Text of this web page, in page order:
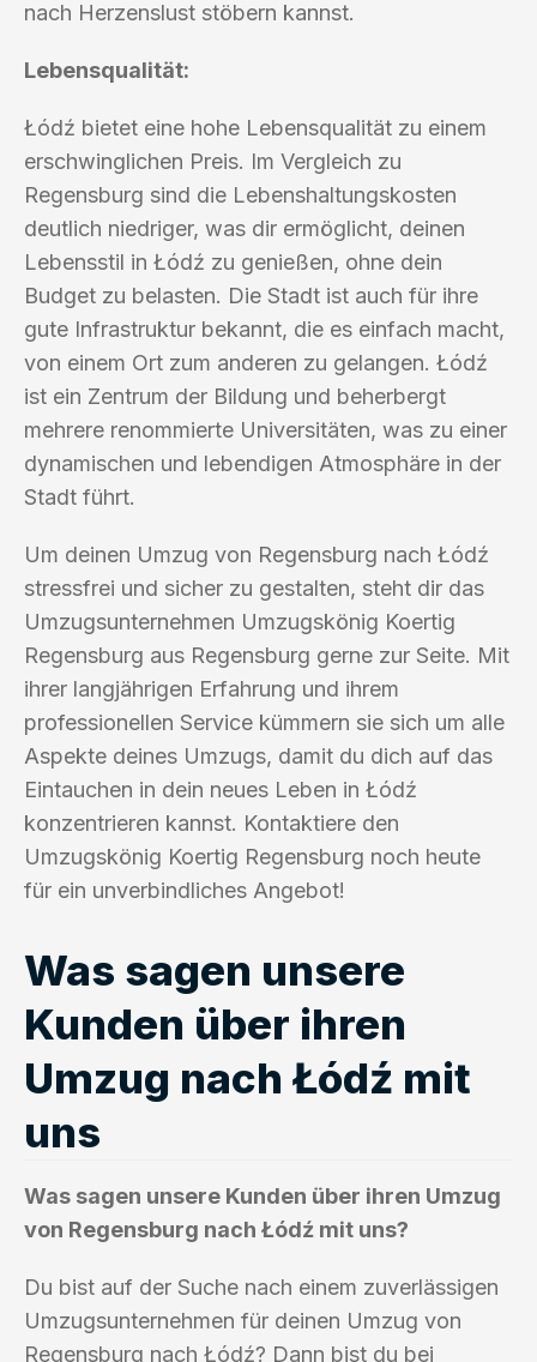
nach Herzenslust stöbern kannst.
Lebensqualität:
Łódź bietet eine hohe Lebensqualität zu einem
erschwinglichen Preis. Im Vergleich zu
Regensburg sind die Lebenshaltungskosten
deutlich niedriger, was dir ermöglicht, deinen
Lebensstil in Łódź zu genießen, ohne dein
Budget zu belasten. Die Stadt ist auch für ihre
gute Infrastruktur bekannt, die es einfach macht,
von einem Ort zum anderen zu gelangen. Łódź
ist ein Zentrum der Bildung und beherbergt
mehrere renommierte Universitäten, was zu einer
dynamischen und lebendigen Atmosphäre in der
Stadt führt.
Um deinen Umzug von Regensburg nach Łódź
stressfrei und sicher zu gestalten, steht dir das
Umzugsunternehmen Umzugskönig Koertig
Regensburg aus Regensburg gerne zur Seite. Mit
ihrer langjährigen Erfahrung und ihrem
professionellen Service kümmern sie sich um alle
Aspekte deines Umzugs, damit du dich auf das
Eintauchen in dein neues Leben in Łódź
konzentrieren kannst. Kontaktiere den
Umzugskönig Koertig Regensburg noch heute
für ein unverbindliches Angebot!
Was sagen unsere
Kunden über ihren
Umzug nach Łódź mit
uns
Was sagen unsere Kunden über ihren Umzug
von Regensburg nach Łódź mit uns?
Du bist auf der Suche nach einem zuverlässigen
Umzugsunternehmen für deinen Umzug von
Regensburg nach Łódź? Dann bist du bei